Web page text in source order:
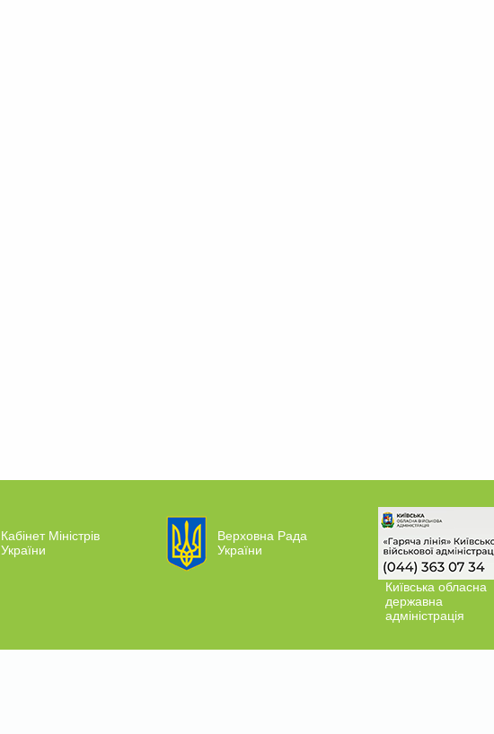
Кабінет Міністрів
України
Верховна Рада
України
Київська обласна
державна
адміністрація